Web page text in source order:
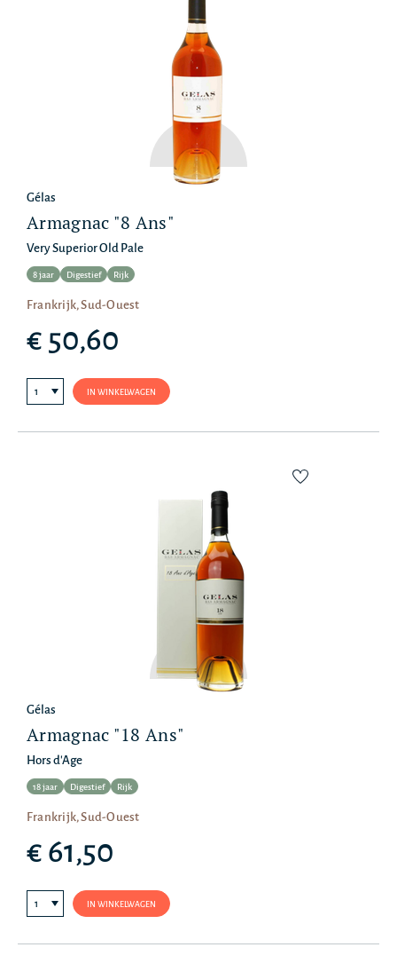
Gélas
Armagnac "8 Ans"
Very Superior Old Pale
8 jaar Digestief Rijk
Frankrijk, Sud-Ouest
€ 50,60
IN WINKELWAGEN
Gélas
Armagnac "18 Ans"
Hors d'Age
18 jaar Digestief Rijk
Frankrijk, Sud-Ouest
€ 61,50
IN WINKELWAGEN